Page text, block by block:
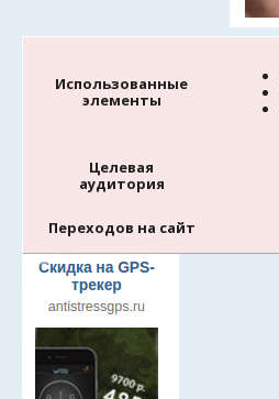
Использованные
элементы
Целевая
аудитория
Переходов на сайт